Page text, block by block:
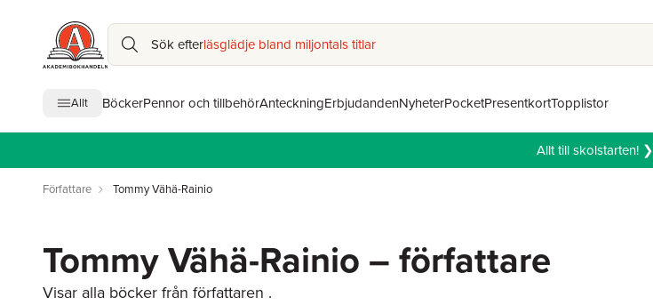
Sök efterläsglädje bland miljontals titlar
Allt BöckerPennor och tillbehörAnteckningErbjudandenNyheterPocketPresentkortTopplistor
Allt till skolstarten! ❯
Författare Tommy Vähä-Rainio
Tommy Vähä-Rainio – författare
Visar alla böcker från författaren .